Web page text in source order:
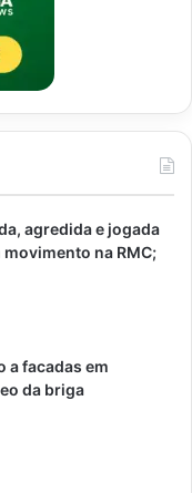
agredida e jogada
na RMC;
a facadas em
da briga